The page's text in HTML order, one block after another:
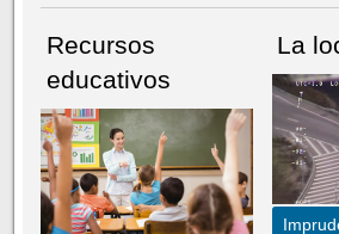
Recursos
educativos
La